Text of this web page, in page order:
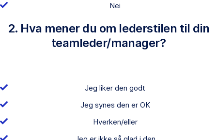
Nei
2. Hva mener du om lederstilen til din
teamleder/manager?
Jeg liker den godt
Jeg synes den er OK
Hverken/eller